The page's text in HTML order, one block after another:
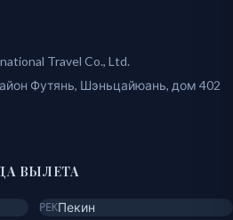
Travel Co., Ltd.
Футянь, Шэньцайюань, дом 402
ВЫЛЕТА
PEKПекин